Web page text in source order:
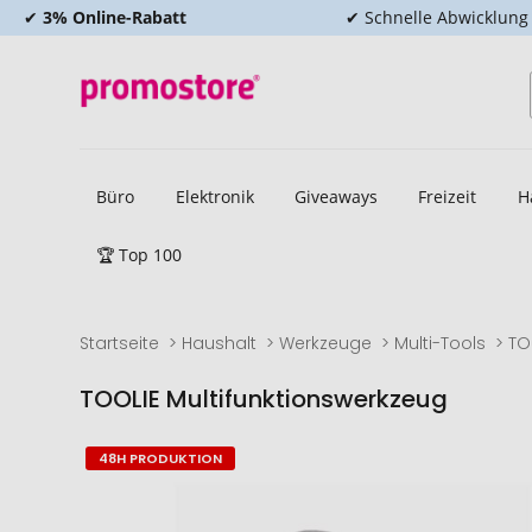
✔ 3% Online-Rabatt ✔ Schnelle Abwicklung
Büro Elektronik Giveaways Freizeit
🏆 Top 100
Startseite Haushalt Werkzeuge Multi-Tools
TOOLIE Multifunktionswerkzeug
Zum
Ende
Zum
Anfang
48H PRODUKTION